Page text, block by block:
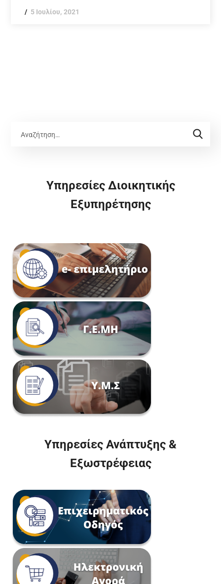
5 Ιουλίου, 2021
Υπηρεσίες Διοικητικής
Εξυπηρέτησης
Υπηρεσίες Ανάπτυξης &
Εξωστρέφειας